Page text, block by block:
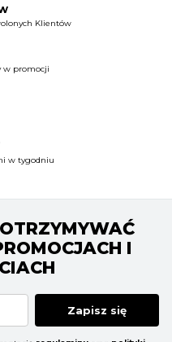
Klientów
w promocji
w tygodniu
I
Zapisz się